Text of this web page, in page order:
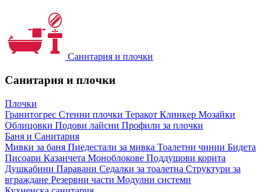
Санитария и плочки
Санитария и плочки
Плочки
Гранитогрес Стенни плочки Теракот Клинкер Мозайки
Облицовки Подови лайсни Профили за плочки
Баня и Санитария
Мивки за баня Пиедестали за мивка Тоалетни чинии Бидета
Писоари Казанчета Моноблокове Поддушови корита
Душкабини Паравани Седалки за тоалетна Структури за
вграждане Резервни части Модулни системи